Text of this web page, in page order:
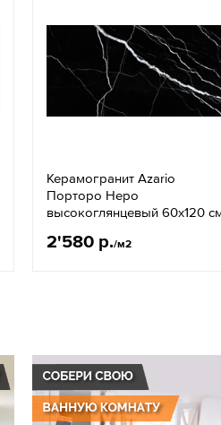
Керамогранит Azario
Порторо Неро
высокоглянцевый 60x120
2'580 р./м2